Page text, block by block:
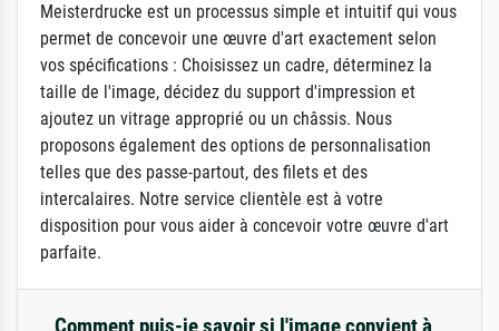
Meisterdrucke est un processus simple et intuitif qui vous
permet de concevoir une œuvre d'art exactement selon
vos spécifications : Choisissez un cadre, déterminez la
taille de l'image, décidez du support d'impression et
ajoutez un vitrage approprié ou un châssis. Nous
proposons également des options de personnalisation
telles que des passe-partout, des filets et des
intercalaires. Notre service clientèle est à votre
disposition pour vous aider à concevoir votre œuvre d'art
parfaite.